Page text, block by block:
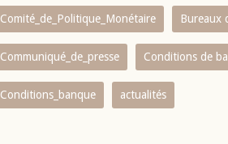
Comité_de_Politique_Monétaire Bureaux
Communiqué_de_presse Conditions de
Conditions_banque actualités